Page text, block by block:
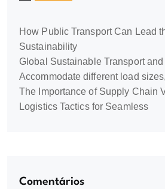
How Public Transport Can Lead
Sustainability
Global Sustainable Transport
Accommodate different load
The Importance of Supply Chain
Logistics Tactics for Seamless
Comentários